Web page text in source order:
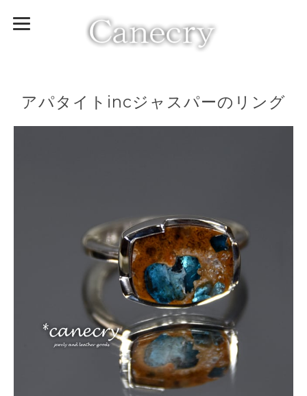
アパタイトincジャスパーのリング